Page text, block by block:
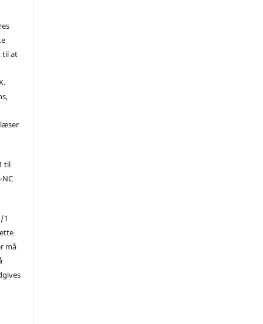
til at
til
NC
1
må